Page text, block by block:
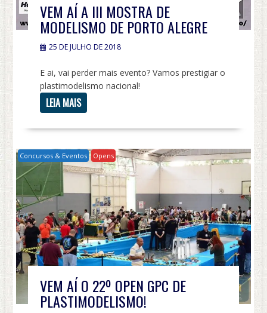
VEM AÍ A III MOSTRA DE
MODELISMO DE PORTO ALEGRE
25 DE JULHO DE 2018
E ai, vai perder mais evento? Vamos prestigiar o
plastimodelismo nacional!
LEIA MAIS
Concursos & Eventos Opens
VEM AÍ O 22º OPEN GPC DE
PLASTIMODELISMO!